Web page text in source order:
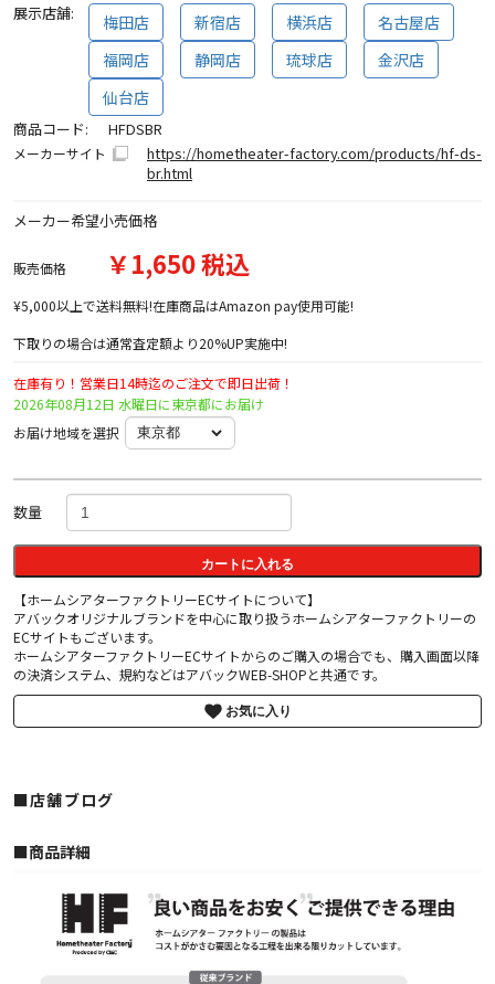
展示店舗: 梅田店 新宿店 横浜店
名古屋店
福岡店
静岡店 琉球店
金沢店
仙台店
商品コード: HFDSBR
メーカーサイト
https://hometheater-factory.com/products/hf-ds-
br.html
メーカー希望小売価格
販売価格 ￥1,650 税込
¥5,000以上で送料無料!在庫商品はAmazon pay使用可能!
下取りの場合は通常査定額より20%UP実施中!
在庫有り！営業日14時迄のご注文で即日出荷！
2026年08月12日 水曜日に東京都にお届け
お届け地域を選択
数量
カートに入れる
【ホームシアターファクトリーECサイトについて】
アバックオリジナルブランドを中心に取り扱うホームシアターファクトリーの
ECサイトもございます。
ホームシアターファクトリーECサイトからのご購入の場合でも、購入画面以降
の決済システム、規約などはアバックWEB-SHOPと共通です。
お気に入り
■店舗ブログ
■︎商品詳細